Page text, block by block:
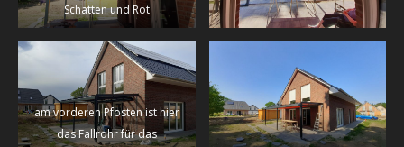
Schatten und Rot
am vorderen Pfosten ist hier
das Fallrohr für das